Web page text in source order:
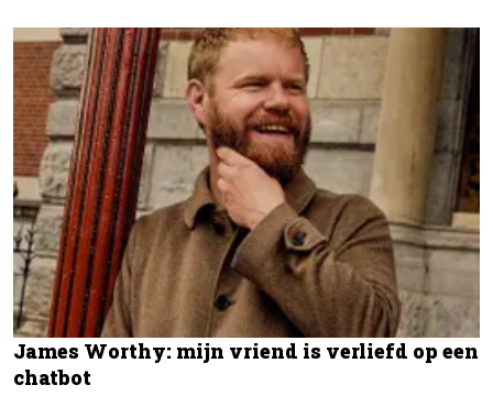
James Worthy: mijn vriend is verliefd op een
chatbot